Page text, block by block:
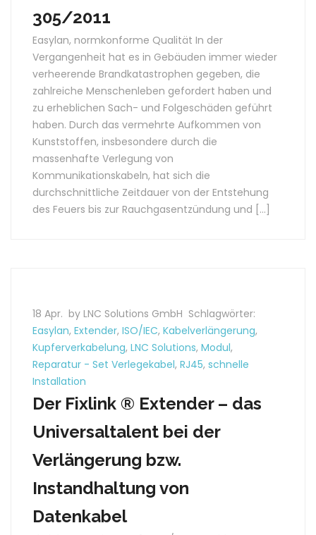
305/2011
Easylan, normkonforme Qualität In der
Vergangenheit hat es in Gebäuden immer wieder
verheerende Brandkatastrophen gegeben, die
zahlreiche Menschenleben gefordert haben und
zu erheblichen Sach- und Folgeschäden geführt
haben. Durch das vermehrte Aufkommen von
Kunststoffen, insbesondere durch die
massenhafte Verlegung von
Kommunikationskabeln, hat sich die
durchschnittliche Zeitdauer von der Entstehung
des Feuers bis zur Rauchgasentzündung und […]
18 Apr. by LNC Solutions GmbH Schlagwörter:
Easylan, Extender, ISO/IEC, Kabelverlängerung,
Kupferverkabelung, LNC Solutions, Modul,
Reparatur - Set Verlegekabel, RJ45, schnelle
Installation
Der Fixlink ® Extender – das
Universaltalent bei der
Verlängerung bzw.
Instandhaltung von
Datenkabel